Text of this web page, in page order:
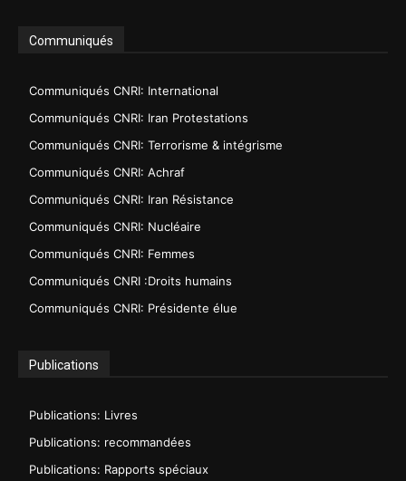
Communiqués
Communiqués CNRI: International
Communiqués CNRI: Iran Protestations
Communiqués CNRI: Terrorisme & intégrisme
Communiqués CNRI: Achraf
Communiqués CNRI: Iran Résistance
Communiqués CNRI: Nucléaire
Communiqués CNRI: Femmes
Communiqués CNRI :Droits humains
Communiqués CNRI: Présidente élue
Publications
Publications: Livres
Publications: recommandées
Publications: Rapports spéciaux